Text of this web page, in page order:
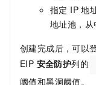
指定 IP 地
地址池，从
创建完成后，可以
EIP 安全防护列的
阈值和黑洞阈值。